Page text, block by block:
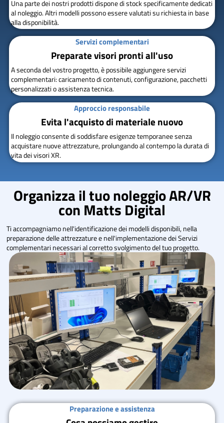
Una parte dei nostri prodotti dispone di stock specificamente dedicati
al noleggio. Altri modelli possono essere valutati su richiesta in base
alla disponibilità.
Servizi complementari
Preparate visori pronti all'uso
A seconda del vostro progetto, è possibile aggiungere servizi
complementari: caricamento di contenuti, configurazione, pacchetti
personalizzati o assistenza tecnica.
Approccio responsabile
Evita l'acquisto di materiale nuovo
Il noleggio consente di soddisfare esigenze temporanee senza
acquistare nuove attrezzature, prolungando al contempo la durata di
vita dei visori XR.
Organizza il tuo noleggio AR/VR
con Matts Digital
Ti accompagniamo nell'identificazione dei modelli disponibili, nella
preparazione delle attrezzature e nell'implementazione dei Servizi
complementari necessari al corretto svolgimento del tuo progetto.
Preparazione e assistenza